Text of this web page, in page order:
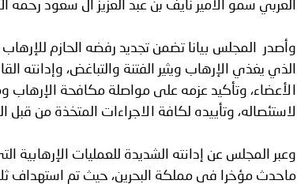
العربي سمو الأمير نايف بن عبد العزيز آل سعود رحمه
وأصدر المجلس بيانا تضمن تجديد رفضه الحازم
الذي يغذي الإرهاب ويثير الفتنة والتباغض، وإدانته
الأعضاء، وتأكيد عزمه على مواصلة مكافحة الإرهاب
لاستئصاله، وتأييده لكافة الاجراءات المتخذة من قبل
وعبر المجلس عن إدانته الشديدة للعمليات الإرهابية
ماحدث مؤخرا في مملكة البحرين، حيث تم استهداف